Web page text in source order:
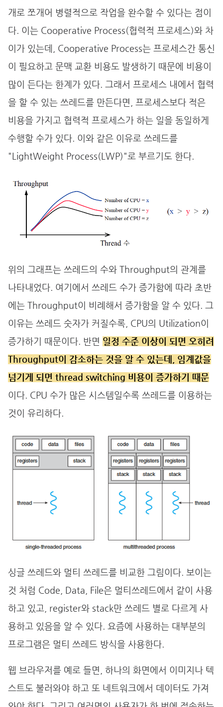
개로 쪼개어 병렬적으로 작업을 완수할 수 있다는 점이
다. 이는 Cooperative Process(협력적 프로세스)와 차
이가 있는데, Cooperative Process는 프로세스간 통신
이 필요하고 문맥 교환 비용도 발생하기 때문에 비용이
많이 든다는 한계가 있다. 그래서 프로세스 내에서 협력
을 할 수 있는 쓰레드를 만든다면, 프로세스보다 적은
비용을 가지고 협력적 프로세스가 하는 일을 동일하게
수행할 수가 있다. 이와 같은 이유로 쓰레드를
"LightWeight Process(LWP)"로 부르기도 한다.
위의 그래프는 쓰레드의 수와 Throughput의 관계를
나타내었다. 여기에서 쓰레드 수가 증가함에 따라 초반
에는 Throughput이 비례해서 증가함을 알 수 있다. 그
이유는 쓰레드 숫자가 커질수록, CPU의 Utilization이
증가하기 때문이다. 반면 일정 수준 이상이 되면 오히려
Throughput이 감소하는 것을 알 수 있는데, 임계값을
넘기게 되면 thread switching 비용이 증가하기 때문
이다. CPU 수가 많은 시스템일수록 쓰레드를 이용하는
것이 유리하다.
싱글 쓰레드와 멀티 쓰레드를 비교한 그림이다. 보이는
것 처럼 Code, Data, File은 멀티쓰레드에서 같이 사용
하고 있고, register와 stack만 쓰레드 별로 다르게 사
용하고 있음을 알 수 있다. 요즘에 사용하는 대부분의
프로그램은 멀티 쓰레드 방식을 사용한다.
웹 브라우저를 예로 들면, 하나의 화면에서 이미지나 텍
스트도 불러와야 하고 또 네트워크에서 데이터도 가져